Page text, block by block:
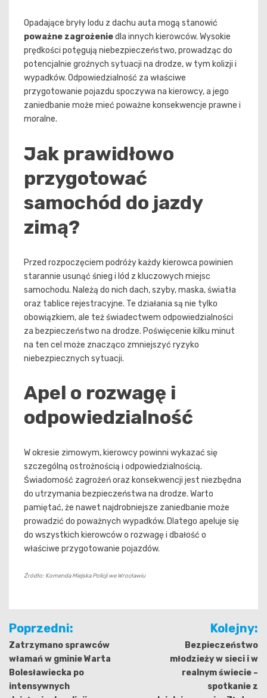
Opadające bryły lodu z dachu auta mogą stanowić
poważne zagrożeniedla innych kierowców. Wysokie
prędkości potęgują niebezpieczeństwo, prowadząc do
potencjalnie groźnych sytuacji na drodze, w tym kolizji i
wypadków. Odpowiedzialność za właściwe
przygotowanie pojazdu spoczywa na kierowcy, a jego
zaniedbanie może mieć poważne konsekwencje prawne i
moralne.
Jak prawidłowo
przygotować
samochód do jazdy
zimą?
Przed rozpoczęciem podróży każdy kierowca powinien
starannie usunąć śnieg i lód z kluczowych miejsc
samochodu. Należą do nich dach, szyby, maska, światła
oraz tablice rejestracyjne. Te działania są nie tylko
obowiązkiem, ale też świadectwem odpowiedzialności
za bezpieczeństwo na drodze. Poświęcenie kilku minut
na ten cel może znacząco zmniejszyć ryzyko
niebezpiecznych sytuacji.
Apel o rozwagę i
odpowiedzialność
W okresie zimowym, kierowcy powinni wykazać się
szczególną ostrożnością i odpowiedzialnością.
Świadomość zagrożeń oraz konsekwencji jest niezbędna
do utrzymania bezpieczeństwa na drodze. Warto
pamiętać, że nawet najdrobniejsze zaniedbanie może
prowadzić do poważnych wypadków. Dlatego apeluje się
do wszystkich kierowców o rozwagę i dbałość o
właściwe przygotowanie pojazdów.
Źródło: Komenda Miejska Policji we Wrocławiu
Nawigacja
wpisu
Poprzedni:
Zatrzymano sprawców
włamań w gminie Warta
Bolesławiecka po
intensywnych
Kolejny:
Bezpieczeństwo
młodzieży w sieci i w
realnym świecie –
spotkanie z